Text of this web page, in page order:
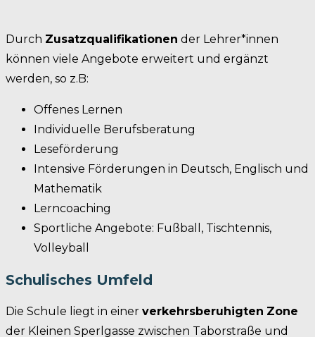
Durch Zusatzqualifikationen der Lehrer*innen
können viele Angebote erweitert und ergänzt
werden, so z.B:
Offenes Lernen
Individuelle Berufsberatung
Leseförderung
Intensive Förderungen in Deutsch, Englisch und
Mathematik
Lerncoaching
Sportliche Angebote: Fußball, Tischtennis,
Volleyball
Schulisches Umfeld
Die Schule liegt in einer verkehrsberuhigten Zone
der Kleinen Sperlgasse zwischen Taborstraße und